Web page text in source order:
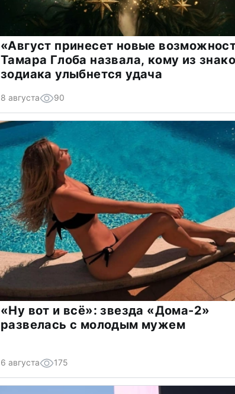
«Август принесет новые
Тамара Глоба назвала, кому из
зодиака улыбнется удача
8 августа 90
«Ну вот и всё»: звезда «Дома-2»
развелась с молодым мужем
6 августа 175